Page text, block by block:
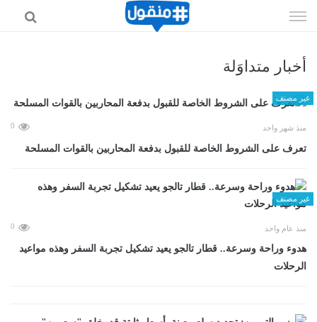
الى
أخبار متداوَلة
غير مصنف
منذ شهر واحد 0
تعرف على الشروط الخاصة للقبول بدفعة المحاربين بالقوات المسلحة
غير مصنف
منذ عام واحد 0
هدوء وراحة وسرعة.. قطار تالجو يعيد تشكيل تجربة السفر وهذه مواعيد
الرحلات